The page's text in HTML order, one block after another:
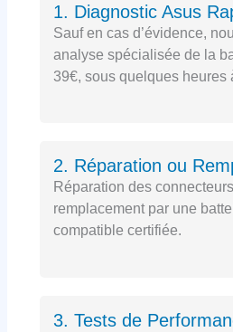
1. Diagnostic Asus
Sauf en cas d’évidence,
analyse spécialisée de la
39€, sous quelques heures
2. Réparation ou
Réparation des
remplacement par une
compatible certifiée.
3. Tests de